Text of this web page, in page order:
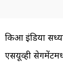
किआ इंडिया
एसयूव्ही